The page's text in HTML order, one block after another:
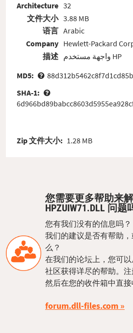
Architecture
文件大小
语言
Company
描述
32
3.88 MB
Arabic
Hewlett-Packard
واجهة مستخدم HP
MD5:
SHA-1:
Zip 文件大小: 1.28 MB
您需要更多帮助来
HPZUIW71.DLL 问题
您有我们没有的信息吗？
我们的建议是否有帮助
么？
在我们的论坛上，您可
社区获得详尽的帮助。注
然后在您的收件箱中直接
forum.dll-files.com